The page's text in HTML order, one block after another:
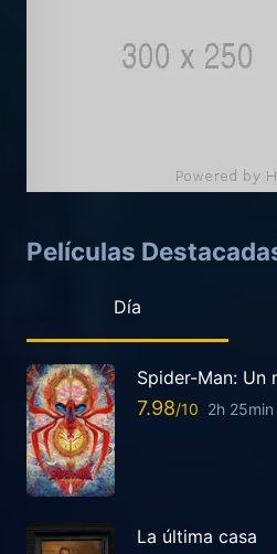
Películas
Día
Spider-Man: Un
7.98 2h 25min
La última casa